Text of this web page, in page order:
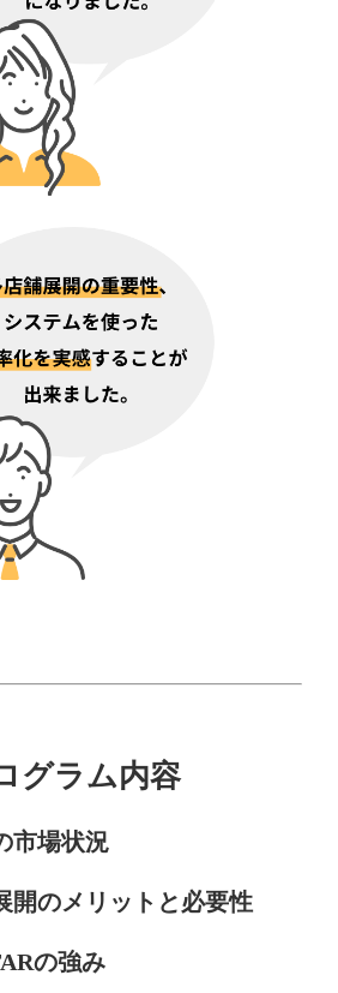
グラム内容
市場状況
開のメリットと必要性
の強み